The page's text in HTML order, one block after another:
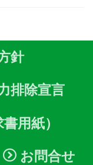
針
排除宣言
用紙）
お問合せ